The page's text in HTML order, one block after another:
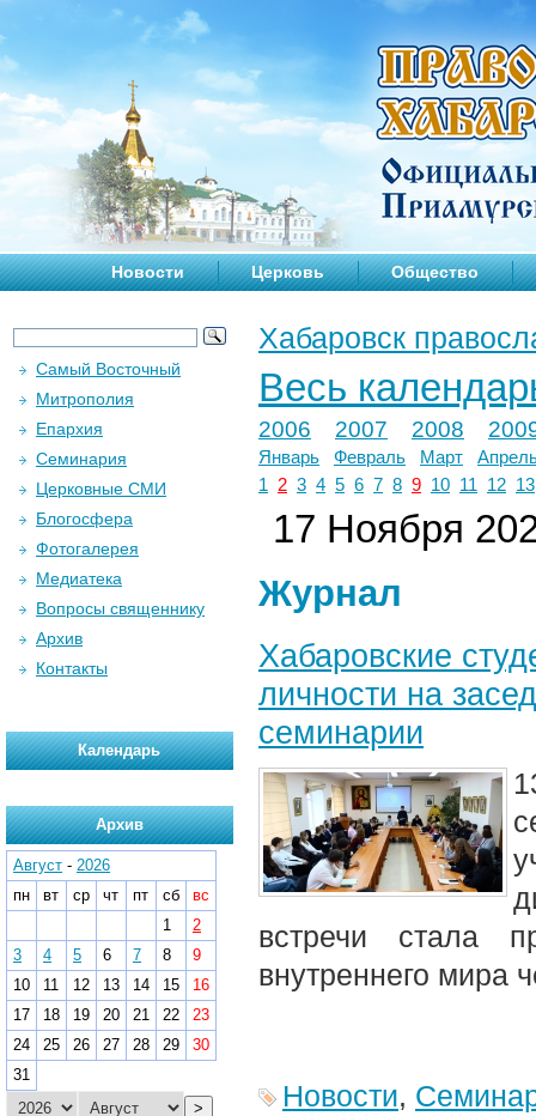
Новости Церковь Общество
Хабаровск
Весь
2006 2007 2008
Январь Февраль Март
1
2 3 4 5 6 7 8 9 10 11 12 13
17 Ноября
Журнал
Хабаровские
личности на
семинарии
встречи стала
внутреннего мира
Новости,
Самый Восточный
Митрополия
Епархия
Семинария
Церковные СМИ
Блогосфера
Фотогалерея
Медиатека
Вопросы священнику
Архив
Контакты
Календарь
Архив
Август - 2026
пн
вт ср чт пт сб
вс
1
2
3
4 5 6 7 8
9
10
11 12 13 14 15
16
17
18 19 20 21 22
23
24
25 26 27 28 29
30
31
>